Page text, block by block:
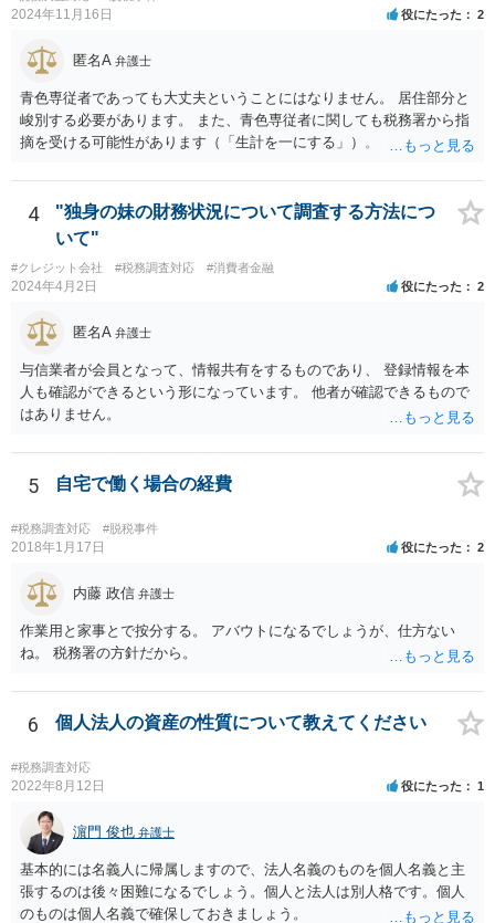
2024年11月16日 役にたった 2
匿名A 弁護士
青色専従者であっても大丈夫ということにはなりません。 居住部分と
峻別する必要があります。 また、青色専従者に関しても税務署から指
摘を受ける可能性があります（「生計を一にする」）。
4
"独身の妹の財務状況について調査する方法につ
いて"
#クレジット会社 #税務調査対応 #消費者金融
2024年4月2日 役にたった 2
匿名A 弁護士
与信業者が会員となって、情報共有をするものであり、 登録情報を本
人も確認ができるという形になっています。 他者が確認できるもので
はありません。
5 自宅で働く場合の経費
#税務調査対応 #脱税事件
2018年1月17日 役にたった 2
内藤 政信 弁護士
作業用と家事とで按分する。 アバウトになるでしょうが、仕方ない
ね。 税務署の方針だから。
6 個人法人の資産の性質について教えてください
#税務調査対応
2022年8月12日 役にたった 1
濵門 俊也 弁護士
基本的には名義人に帰属しますので、法人名義のものを個人名義と主
張するのは後々困難になるでしょう。個人と法人は別人格です。個人
のものは個人名義で確保しておきましょう。